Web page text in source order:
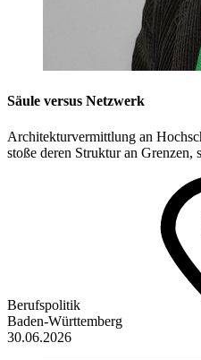
Säule versus Netzwerk
Architekturvermittlung an
stoße deren Struktur an Grenzen,
Berufspolitik
Baden-Württemberg
30.06.2026